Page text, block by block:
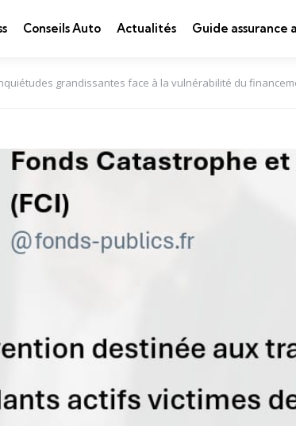
Conseils Auto Actualités Guide assurance
grandissantes face à la vulnérabilité du